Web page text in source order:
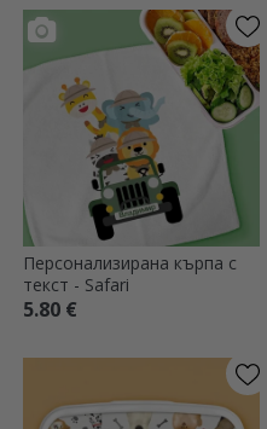
Персонализирана кърпа с
текст - Safari
5.80 €